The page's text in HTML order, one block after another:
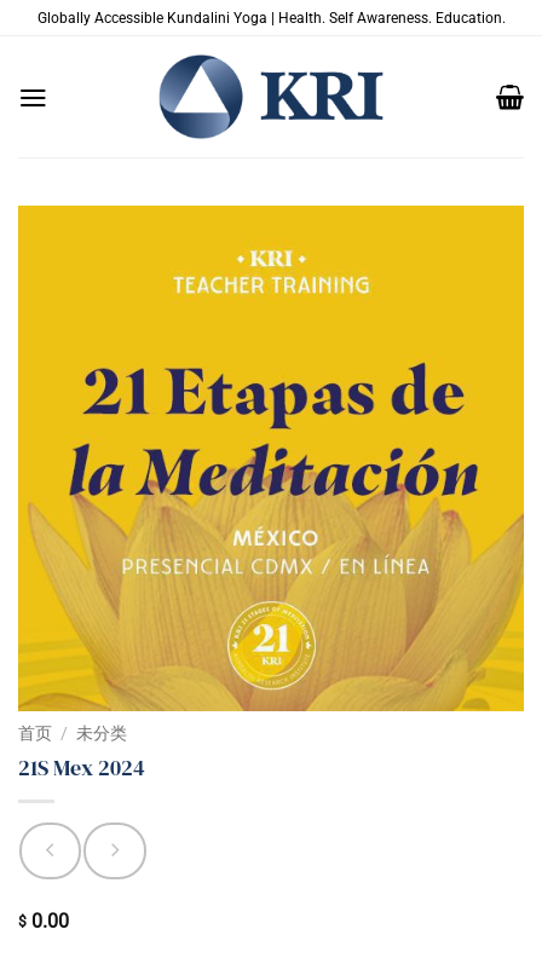
Globally Accessible Kundalini Yoga | Health. Self Awareness. Education.
首页 / 未分类
21S Mex 2024
$ 0.00